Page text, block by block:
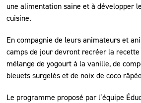
une alimentation saine et à développer
cuisine.
En compagnie de leurs animateurs et
camps de jour devront recréer la recette
mélange de yogourt à la vanille, de
bleuets surgelés et de noix de coco
Le programme proposé par l’équipe